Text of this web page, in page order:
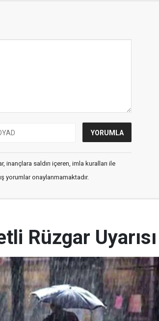
saldırı içeren, imla kuralları ile
yorumlar onaylanmamaktadır.
Rüzgar Uyarısı